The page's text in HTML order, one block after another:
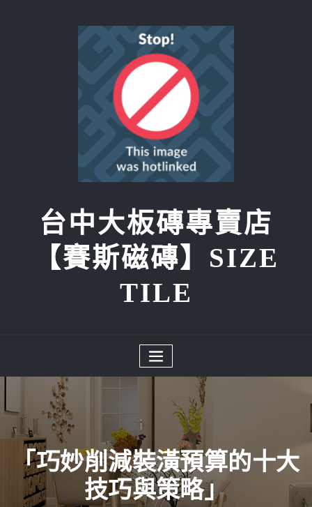
台中大板磚專賣店
【賽斯磁磚】SIZE
TILE
「巧妙削減裝潢預算的十大
技巧與策略」